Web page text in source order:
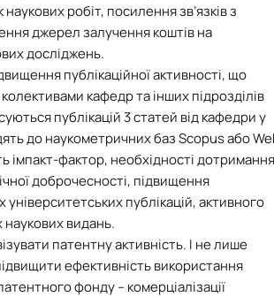
наукових робіт, посилення зв’язків з
джерел залучення коштів на
досліджень.
публікаційної активності, що
кафедр та інших підрозділів
публікацій 3 статей від кафедри у
до наукометричних баз Scopus або
імпакт-фактор, необхідності дотримання
доброчесності, підвищення
університетських публікацій, активного
видань.
патентну активність. І не лише
ефективність використання
фонду – комерціалізації